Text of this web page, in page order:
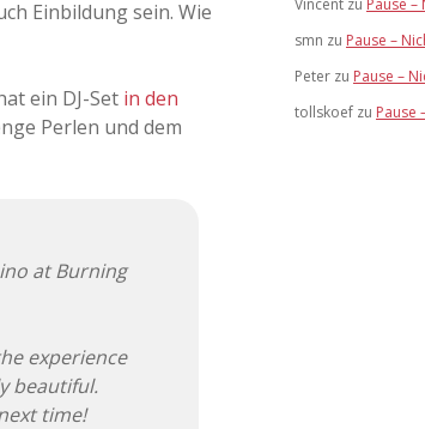
Einbildung sein. Wie
ein DJ-Set in den
Perlen und dem
at Burning
experience
beautiful.
time!
Vincent zu Pause
smn zu Pause –
Peter zu Pause –
tollskoef zu Pause